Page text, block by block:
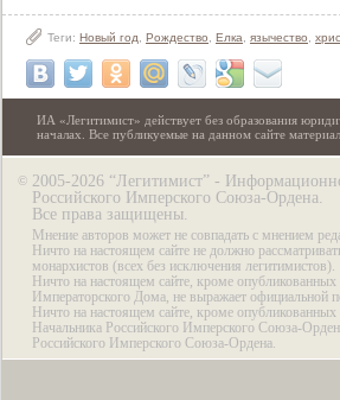
Теги: Новый год Рождество Елка язычество
ИА «Легитимист» действует без образования
началах. Все публикуемые на данном сайте
© 2005-2026 “Легитимист” -
Российского Имперского Союза-Ордена.
Все права защищены.
Мнение авторов может не совпадать с мнением
Ничто на настоящем сайте не должно
монархистов (всех без исключения легитимистов).
Ничто на настоящем сайте, кроме
Императорского Дома, не выражает официальной
Ничто на настоящем сайте, кроме
Начальника Российского Имперского Союза-
Российского Имперского Союза-Ордена.